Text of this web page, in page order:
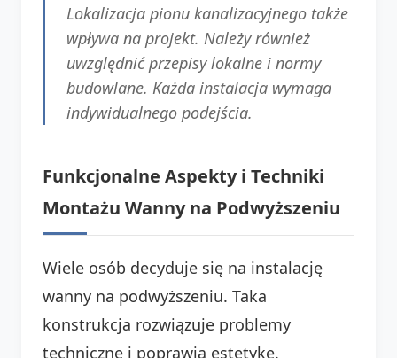
Lokalizacja pionu kanalizacyjnego także
wpływa na projekt. Należy również
uwzględnić przepisy lokalne i normy
budowlane. Każda instalacja wymaga
indywidualnego podejścia.
Funkcjonalne Aspekty i Techniki
Montażu Wanny na Podwyższeniu
Wiele osób decyduje się na instalację
wanny na podwyższeniu. Taka
konstrukcja rozwiązuje problemy
techniczne i poprawia estetykę.